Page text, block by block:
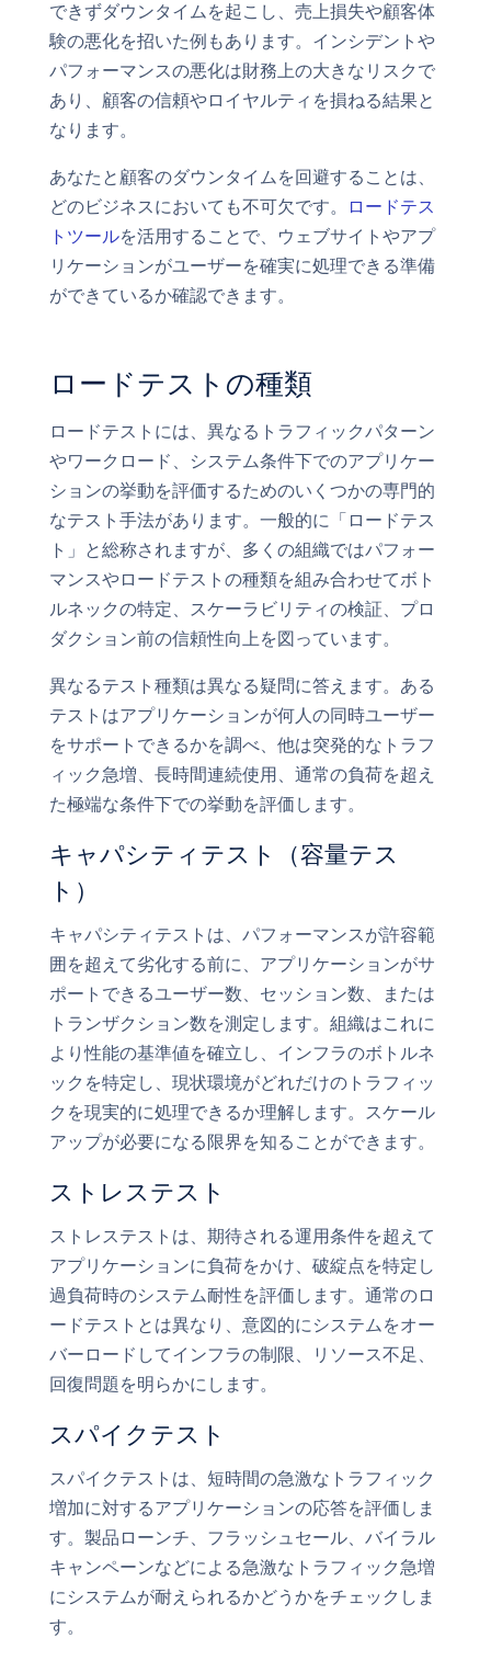
できずダウンタイムを起こし、売上損失や顧客体
験の悪化を招いた例もあります。インシデントや
パフォーマンスの悪化は財務上の大きなリスクで
あり、顧客の信頼やロイヤルティを損ねる結果と
なります。
あなたと顧客のダウンタイムを回避することは、
どのビジネスにおいても不可欠です。
ロードテス
トツールを活用することで、ウェブサイトやアプ
リケーションがユーザーを確実に処理できる準備
ができているか確認できます。
ロードテストの種類
ロードテストには、異なるトラフィックパターン
やワークロード、システム条件下でのアプリケー
ションの挙動を評価するためのいくつかの専門的
なテスト手法があります。一般的に「ロードテス
ト」と総称されますが、多くの組織ではパフォー
マンスやロードテストの種類を組み合わせてボト
ルネックの特定、スケーラビリティの検証、プロ
ダクション前の信頼性向上を図っています。
異なるテスト種類は異なる疑問に答えます。ある
テストはアプリケーションが何人の同時ユーザー
をサポートできるかを調べ、他は突発的なトラフ
ィック急増、長時間連続使用、通常の負荷を超え
た極端な条件下での挙動を評価します。
キャパシティテスト（容量テス
ト）
キャパシティテストは、パフォーマンスが許容範
囲を超えて劣化する前に、アプリケーションがサ
ポートできるユーザー数、セッション数、または
トランザクション数を測定します。組織はこれに
より性能の基準値を確立し、インフラのボトルネ
ックを特定し、現状環境がどれだけのトラフィッ
クを現実的に処理できるか理解します。スケール
アップが必要になる限界を知ることができます。
ストレステスト
ストレステストは、期待される運用条件を超えて
アプリケーションに負荷をかけ、破綻点を特定し
過負荷時のシステム耐性を評価します。通常のロ
ードテストとは異なり、意図的にシステムをオー
バーロードしてインフラの制限、リソース不足、
回復問題を明らかにします。
スパイクテスト
スパイクテストは、短時間の急激なトラフィック
増加に対するアプリケーションの応答を評価しま
す。製品ローンチ、フラッシュセール、バイラル
キャンペーンなどによる急激なトラフィック急増
にシステムが耐えられるかどうかをチェックしま
す。